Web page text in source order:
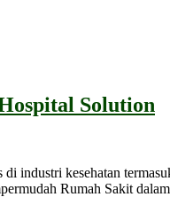
Solution
industri kesehatan
Rumah Sakit